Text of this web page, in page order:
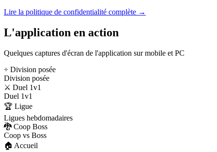
Lire la politique de confidentialité complète →
L'application en action
Quelques captures d'écran de l'application sur mobile et PC
÷ Division posée
Division posée
⚔️ Duel 1v1
Duel 1v1
🏆 Ligue
Ligues hebdomadaires
🐉 Coop Boss
Coop vs Boss
🏠 Accueil